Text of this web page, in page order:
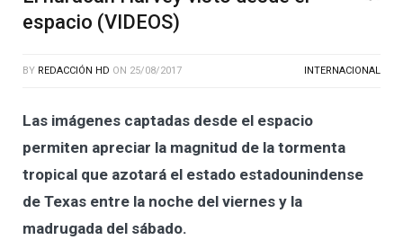
espacio (VIDEOS)
BY REDACCIÓN HD ON 25/08/2017 INTERNACIONAL
Las imágenes captadas desde el espacio
permiten apreciar la magnitud de la tormenta
tropical que azotará el estado estadounindense
de Texas entre la noche del viernes y la
madrugada del sábado.